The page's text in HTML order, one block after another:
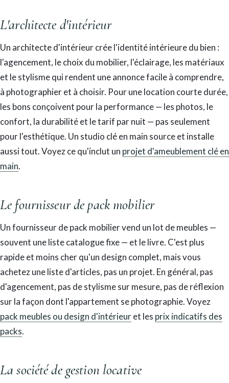
L'architecte d'intérieur
Un architecte d'intérieur crée l'identité intérieure du bien :
l'agencement, le choix du mobilier, l'éclairage, les matériaux
et le stylisme qui rendent une annonce facile à comprendre,
à photographier et à choisir. Pour une location courte durée,
les bons conçoivent pour la performance — les photos, le
confort, la durabilité et le tarif par nuit — pas seulement
pour l'esthétique. Un studio clé en main source et installe
aussi tout. Voyez ce qu'inclut un projet d'ameublement clé en
main.
Le fournisseur de pack mobilier
Un fournisseur de pack mobilier vend un lot de meubles —
souvent une liste catalogue fixe — et le livre. C'est plus
rapide et moins cher qu'un design complet, mais vous
achetez une liste d'articles, pas un projet. En général, pas
d'agencement, pas de stylisme sur mesure, pas de réflexion
sur la façon dont l'appartement se photographie. Voyez
pack meubles ou design d'intérieuret les prix indicatifs des
packs.
La société de gestion locative